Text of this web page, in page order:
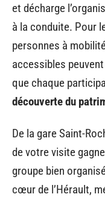
et décharge
à la conduite. Pour
personnes à
accessibles
que chaque
découverte du
De la gare Saint-
de votre visite
groupe bien
cœur de l’Hérault,